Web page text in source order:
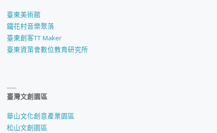
臺東美術館
鐵花村音樂聚落
臺東創客TT Maker
臺東資策會數位教育研究所
臺灣文創園區
華山文化創意產業園區
松山文創園區